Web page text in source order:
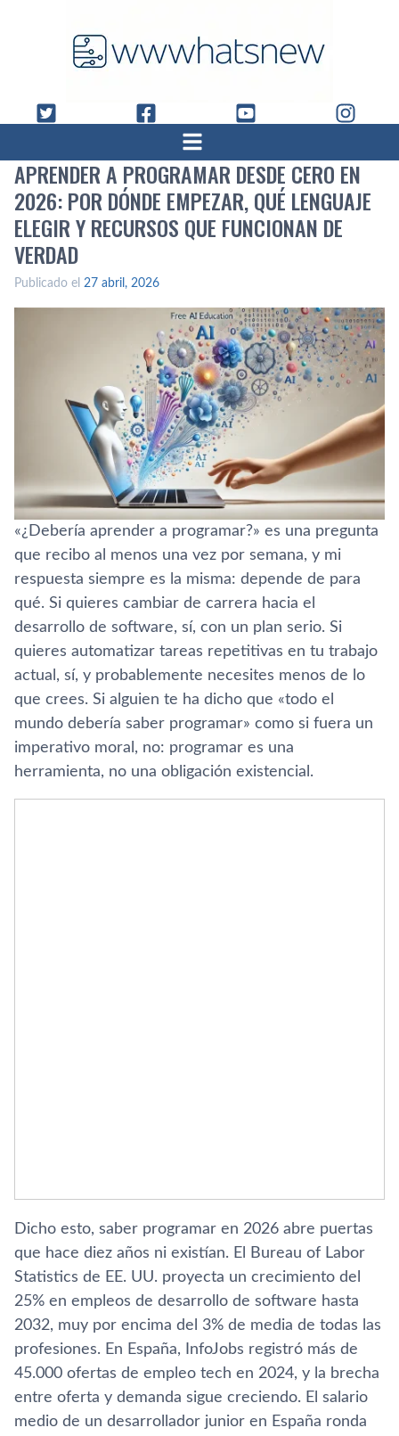
APRENDER A PROGRAMAR DESDE CERO EN
2026: POR DÓNDE EMPEZAR, QUÉ LENGUAJE
ELEGIR Y RECURSOS QUE FUNCIONAN DE
VERDAD
Publicado el 27 abril, 2026
«¿Debería aprender a programar?» es una pregunta
que recibo al menos una vez por semana, y mi
respuesta siempre es la misma: depende de para
qué. Si quieres cambiar de carrera hacia el
desarrollo de software, sí, con un plan serio. Si
quieres automatizar tareas repetitivas en tu trabajo
actual, sí, y probablemente necesites menos de lo
que crees. Si alguien te ha dicho que «todo el
mundo debería saber programar» como si fuera un
imperativo moral, no: programar es una
herramienta, no una obligación existencial.
Dicho esto, saber programar en 2026 abre puertas
que hace diez años ni existían. El Bureau of Labor
Statistics de EE. UU. proyecta un crecimiento del
25% en empleos de desarrollo de software hasta
2032, muy por encima del 3% de media de todas las
profesiones. En España, InfoJobs registró más de
45.000 ofertas de empleo tech en 2024, y la brecha
entre oferta y demanda sigue creciendo. El salario
medio de un desarrollador junior en España ronda